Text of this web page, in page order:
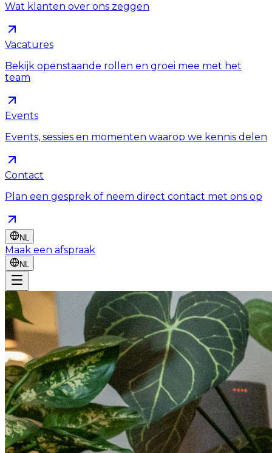
Wat klanten over ons zeggen
Vacatures
Bekijk openstaande rollen en groei mee met het
team
Events
Events, sessies en momenten waarop we kennis delen
Contact
Plan een gesprek of neem direct contact met ons op
NL
Maak een afspraak
NL